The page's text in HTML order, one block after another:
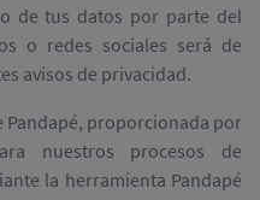
de tus datos por parte del
o redes sociales será de
avisos de privacidad.
proporcionada por
nuestros procesos de
la herramienta Pandapé